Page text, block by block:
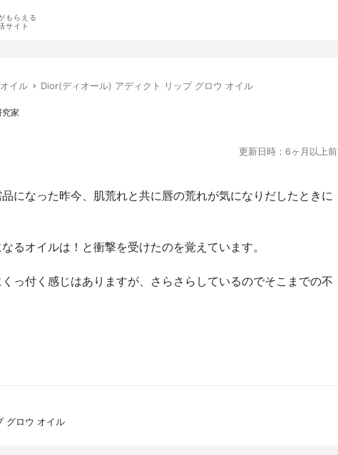
もらえる
サイト
イル Dior(ディオール) アディクト リップ グロウ オイル
家
更新日時：6ヶ月以上前
になった昨今、肌荒れと共に唇の荒れが気になりだしたときに
るオイルは！と衝撃を受けたのを覚えています。
っ付く感じはありますが、さらさらしているのでそこまでの不
グロウ オイル